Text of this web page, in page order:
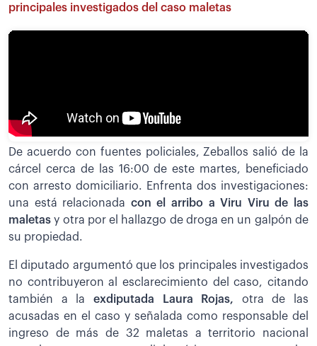
principales investigados del caso maletas
De acuerdo con fuentes policiales, Zeballos salió de la
cárcel cerca de las 16:00 de este martes, beneficiado
con arresto domiciliario. Enfrenta dos investigaciones:
una está relacionada con el arribo a Viru Viru de las
maletas y otra por el hallazgo de droga en un galpón de
su propiedad.
El diputado argumentó que los principales investigados
no contribuyeron al esclarecimiento del caso, citando
también a la exdiputada Laura Rojas, otra de las
acusadas en el caso y señalada como responsable del
ingreso de más de 32 maletas a territorio nacional